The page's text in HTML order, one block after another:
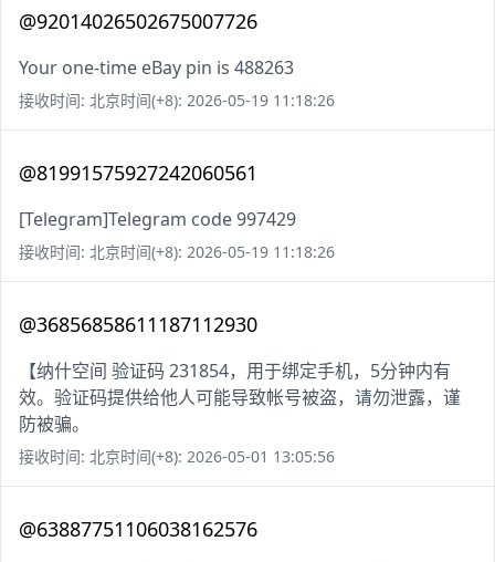
@92014026502675007726
Your one-time eBay pin is 488263
接收时间: 北京时间(+8): 2026-05-19 11:18:26
@81991575927242060561
[Telegram]Telegram code 997429
接收时间: 北京时间(+8): 2026-05-19 11:18:26
@36856858611187112930
【纳什空间 验证码 231854，用于绑定手机，5分钟内有
效。验证码提供给他人可能导致帐号被盗，请勿泄露，谨
防被骗。
接收时间: 北京时间(+8): 2026-05-01 13:05:56
@63887751106038162576